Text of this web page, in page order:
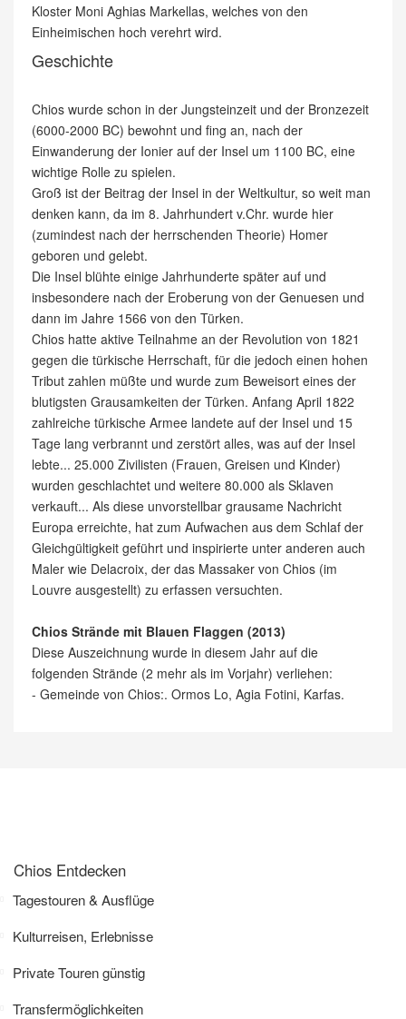
Kloster Moni Aghias Markellas, welches von den
Einheimischen hoch verehrt wird.
Geschichte
Chios wurde schon in der Jungsteinzeit und der Bronzezeit
(6000-2000 BC) bewohnt und fing an, nach der
Einwanderung der Ionier auf der Insel um 1100 BC, eine
wichtige Rolle zu spielen.
Groß ist der Beitrag der Insel in der Weltkultur, so weit man
denken kann, da im 8. Jahrhundert v.Chr. wurde hier
(zumindest nach der herrschenden Theorie) Homer
geboren und gelebt.
Die Insel blühte einige Jahrhunderte später auf und
insbesondere nach der Eroberung von der Genuesen und
dann im Jahre 1566 von den Türken.
Chios hatte aktive Teilnahme an der Revolution von 1821
gegen die türkische Herrschaft, für die jedoch einen hohen
Tribut zahlen müßte und wurde zum Beweisort eines der
blutigsten Grausamkeiten der Türken. Anfang April 1822
zahlreiche türkische Armee landete auf der Insel und 15
Tage lang verbrannt und zerstört alles, was auf der Insel
lebte... 25.000 Zivilisten (Frauen, Greisen und Kinder)
wurden geschlachtet und weitere 80.000 als Sklaven
verkauft... Als diese unvorstellbar grausame Nachricht
Europa erreichte, hat zum Aufwachen aus dem Schlaf der
Gleichgültigkeit geführt und inspirierte unter anderen auch
Maler wie Delacroix, der das Massaker von Chios (im
Louvre ausgestellt) zu erfassen versuchten.
Chios Strände mit Blauen Flaggen (2013)
Diese Auszeichnung wurde in diesem Jahr auf die
folgenden Strände (2 mehr als im Vorjahr) verliehen:
- Gemeinde von Chios:. Ormos Lo, Agia Fotini, Karfas.
Chios Entdecken
Tagestouren & Ausflüge
Kulturreisen, Erlebnisse
Private Touren günstig
Transfermöglichkeiten